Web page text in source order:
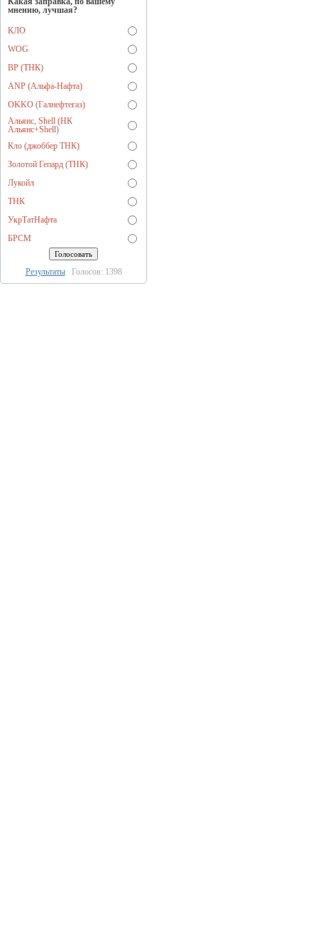
мнению, лучшая?
КЛО
WOG
BP (ТНК)
ANP (Альфа-Нафта)
OKKO (Галнефтегаз)
Альянс, Shell (НК
Альянс+Shell)
Кло (джоббер ТНК)
Золотой Гепард (ТНК)
Лукойл
ТНК
УкрТатНафта
БРСМ
РезультатыГолосов: 1398